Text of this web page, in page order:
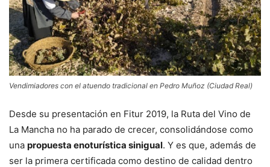
Vendimiadores con el atuendo tradicional en Pedro Muñoz (Ciudad Real)
Desde su presentación en Fitur 2019, la Ruta del Vino de
La Mancha no ha parado de crecer, consolidándose como
una propuesta enoturística sinigual. Y es que, además de
ser la primera certificada como destino de calidad dentro